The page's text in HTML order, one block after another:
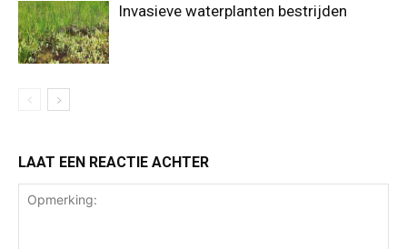
Invasieve waterplanten bestrijden
LAAT EEN REACTIE ACHTER